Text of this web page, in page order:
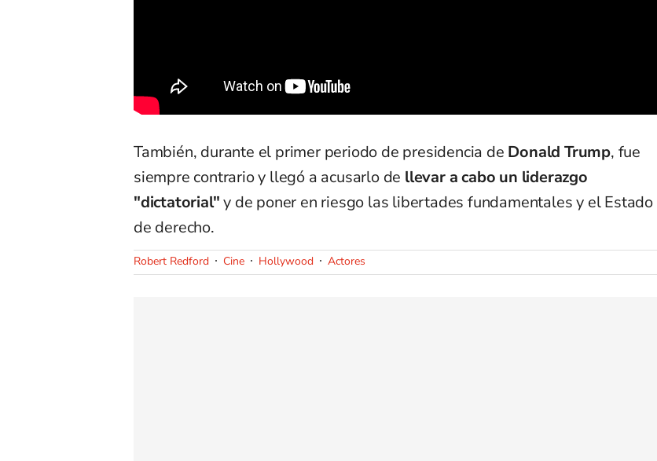
También, durante el primer periodo de presidencia de Donald Trump, fue
siempre contrario y llegó a acusarlo de llevar a cabo un liderazgo
"dictatorial"y de poner en riesgo las libertades fundamentales y el Estado
de derecho.
Robert Redford Cine Hollywood Actores